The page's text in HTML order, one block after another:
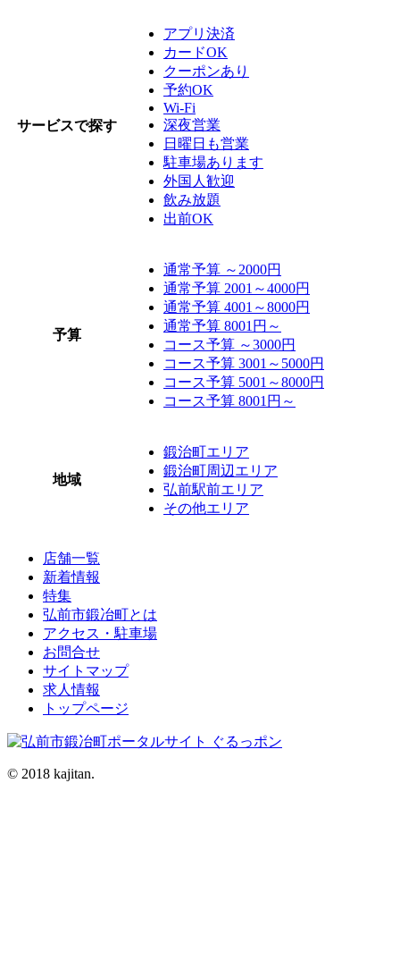
サービスで探す
アプリ決済
カードOK
クーポンあり
予約OK
Wi-Fi
深夜営業
日曜日も営業
駐車場あります
外国人歓迎
飲み放題
出前OK
予算
通常予算 ～2000円
通常予算 2001～4000円
通常予算 4001～8000円
通常予算 8001円～
コース予算 ～3000円
コース予算 3001～5000円
コース予算 5001～8000円
コース予算 8001円～
地域
鍛治町エリア
鍛治町周辺エリア
弘前駅前エリア
その他エリア
店舗一覧
新着情報
特集
弘前市鍛冶町とは
アクセス・駐車場
お問合せ
サイトマップ
求人情報
トップページ
© 2018 kajitan.